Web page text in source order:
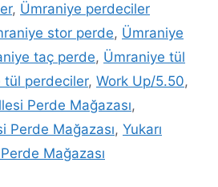
, Ümraniye perdeciler
stor perde, Ümraniye
taç perde, Ümraniye tül
tül perdeciler, Work Up/5.50,
Perde Mağazası,
Perde Mağazası, Yukarı
Mağazası